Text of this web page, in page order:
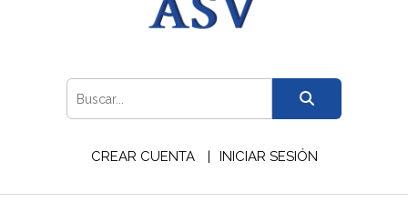
CREAR CUENTA INICIAR SESIÓN